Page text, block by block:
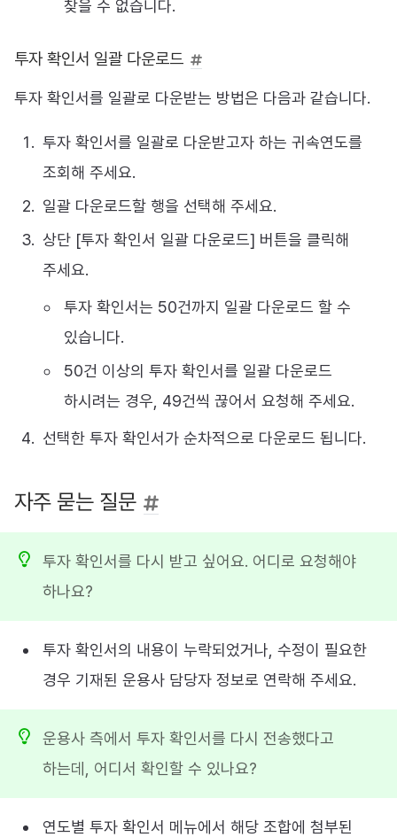
찾을 수 없습니다.
투자 확인서 일괄 다운로드
투자 확인서를 일괄로 다운받는 방법은 다음과 같습니다.
투자 확인서를 일괄로 다운받고자 하는 귀속연도를
조회해 주세요.
일괄 다운로드할 행을 선택해 주세요.
상단 [투자 확인서 일괄 다운로드] 버튼을 클릭해
주세요.
투자 확인서는 50건까지 일괄 다운로드 할 수
있습니다.
50건 이상의 투자 확인서를 일괄 다운로드
하시려는 경우, 49건씩 끊어서 요청해 주세요.
선택한 투자 확인서가 순차적으로 다운로드 됩니다.
자주 묻는 질문
투자 확인서를 다시 받고 싶어요. 어디로 요청해야
하나요?
투자 확인서의 내용이 누락되었거나, 수정이 필요한
경우 기재된 운용사 담당자 정보로 연락해 주세요.
운용사 측에서 투자 확인서를 다시 전송했다고
하는데, 어디서 확인할 수 있나요?
연도별 투자 확인서 메뉴에서 해당 조합에 첨부된